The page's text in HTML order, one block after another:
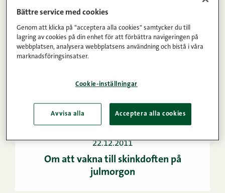
22.12.2011
Om att vakna till skinkdoften på
julmorgon
Bättre service med cookies
Genom att klicka på "acceptera alla cookies" samtycker du till
lagring av cookies på din enhet för att förbättra navigeringen på
webbplatsen, analysera webbplatsens användning och bistå i våra
marknadsföringsinsatser.
Cookie-inställningar
Avvisa alla Acceptera alla cookies